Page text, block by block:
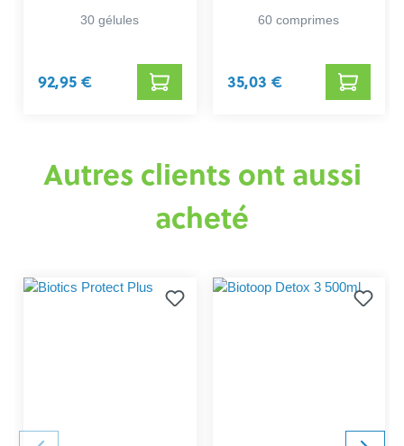
30 gélules
92,95 €
60 comprimes
35,03 €
Autres clients ont aussi
acheté